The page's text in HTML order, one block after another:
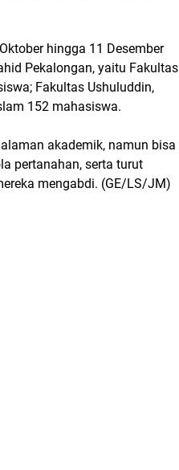
hingga 11 Desember
Pekalongan, yaitu Fakultas
Fakultas Ushuluddin,
152 mahasiswa.
akademik, namun bisa
pertanahan, serta turut
mengabdi. (GE/LS/JM)